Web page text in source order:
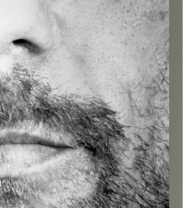
כל מה שחי, אמיתי ונושם.
עם שמוליק רגב.
קרדיט תמונות: David Goehring